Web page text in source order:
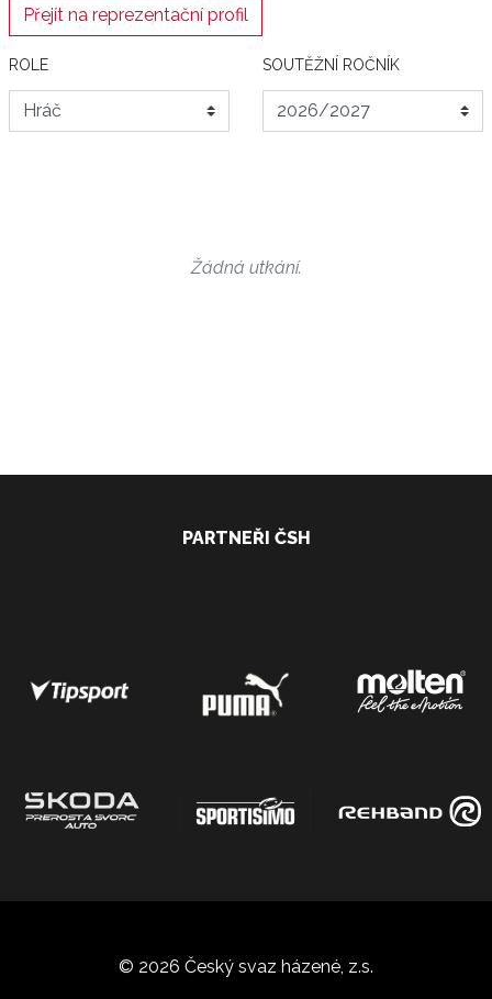
Přejít na reprezentační profil
ROLE SOUTĚŽNÍ ROČNÍK
Žádná utkání.
PARTNEŘI ČSH
© 2026 Český svaz házené, z.s.